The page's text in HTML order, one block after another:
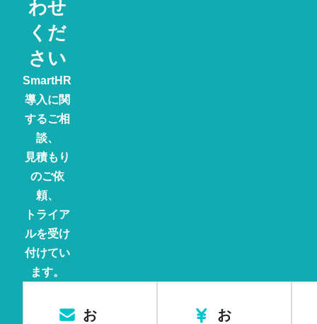
わせ
くだ
さい
SmartHR
導入に関
するご相
談、
見積もり
のご依
頼、
トライア
ルを受け
付けてい
ます。
お
お